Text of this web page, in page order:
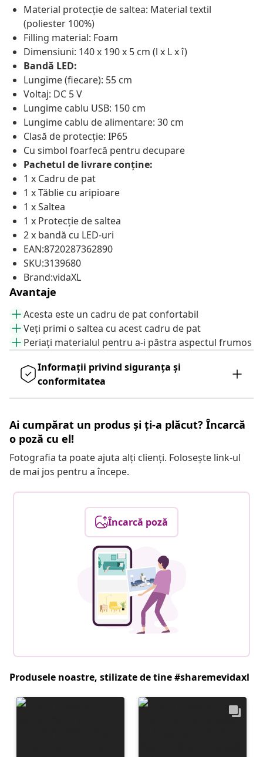
Material protecție de saltea: Material textil
(poliester 100%)
Filling material: Foam
Dimensiuni: 140 x 190 x 5 cm (l x L x î)
Bandă LED:
Lungime (fiecare): 55 cm
Voltaj: DC 5 V
Lungime cablu USB: 150 cm
Lungime cablu de alimentare: 30 cm
Clasă de protecție: IP65
Cu simbol foarfecă pentru decupare
Pachetul de livrare conține:
1 x Cadru de pat
1 x Tăblie cu aripioare
1 x Saltea
1 x Protecție de saltea
2 x bandă cu LED-uri
EAN:8720287362890
SKU:3139680
Brand:vidaXL
Avantaje
Acesta este un cadru de pat confortabil
Veți primi o saltea cu acest cadru de pat
Periați materialul pentru a-i păstra aspectul frumos
Informații privind siguranța și
conformitatea
Ai cumpărat un produs și ți-a plăcut? Încarcă
o poză cu el!
Fotografia ta poate ajuta alți clienți. Folosește link-ul
de mai jos pentru a începe.
Încarcă poză
Produsele noastre, stilizate de tine #sharemevidaxl